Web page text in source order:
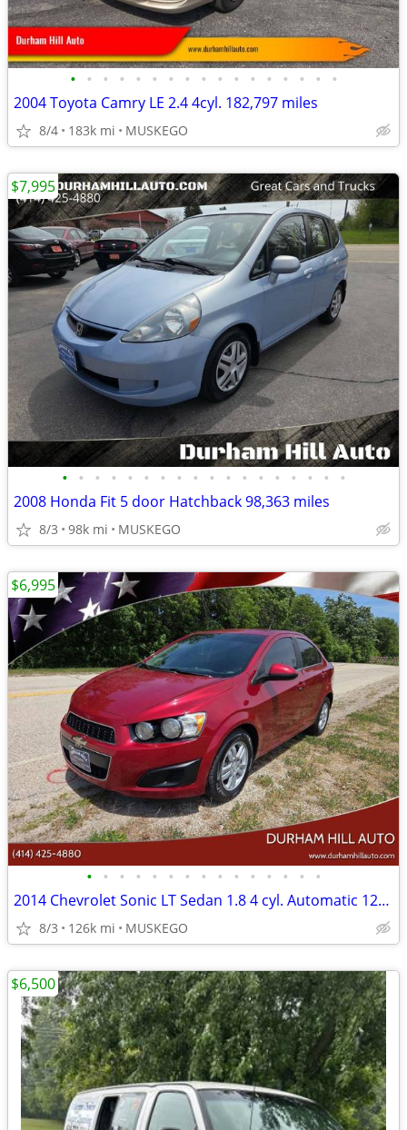
• • • • • • • • • • • • • • • • •
2004 Toyota Camry LE 2.4 4cyl. 182,797 miles
8/4 183k mi MUSKEGO
• • • • • • • • • • • • • • • • • •
2008 Honda Fit 5 door Hatchback 98,363 miles
8/3 98k mi MUSKEGO
$7,995
• • • • • • • • • • • • • • •
2014 Chevrolet Sonic LT Sedan 1.8 4 cyl. Automatic 125,989 miles
8/3 126k mi MUSKEGO
$6,995
$6,500